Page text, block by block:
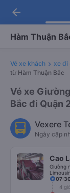
arrow_back
Hàm Thuận
Vé xe khách xe đi
từ Hàm Thuận Bắc
Vé xe
Bắc đi Quận
Vexere
Ngày cập
Cao
Giường
4